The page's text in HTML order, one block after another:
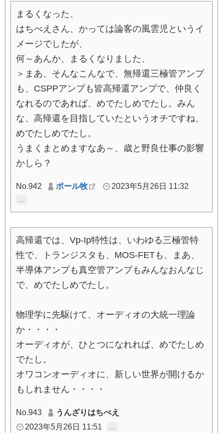
まるくなった、
はちべえさん、かっては論客の風雲児というイ
メージでしたが、
何～あんか、まるくなりました、
＞まあ、そんなこんなで、無帰還三極管アンプ
も、CSPPアンプも皆高帰還アンプで、仲良く
なれるのであれば、めでたしめでたし。みん
な、高帰還を目指していたというオチですね、
めでたしめでたし。
うまくまとめますなあ～、歳と野良仕事の影響
かしら？
No.942 ポール牧 2023年5月26日 11:32
高帰還では、Vp-Ip特性は、いわゆる三極管特
性で、トランジスタも、MOS-FETも、まあ、
半導体アンプも真空管アンプもみんなおんなじ
で、めでたしめでたし。
物理学に先駆けて、オーディオの大統一理論
か・・・・
オーディオが、ひとつになれれば、めでたしめ
でたし。
オワコンオーディオに、新しい世界が開けるか
もしれません・・・・
No.943
うんざりはちべえ
2023年5月26日 11:51
…